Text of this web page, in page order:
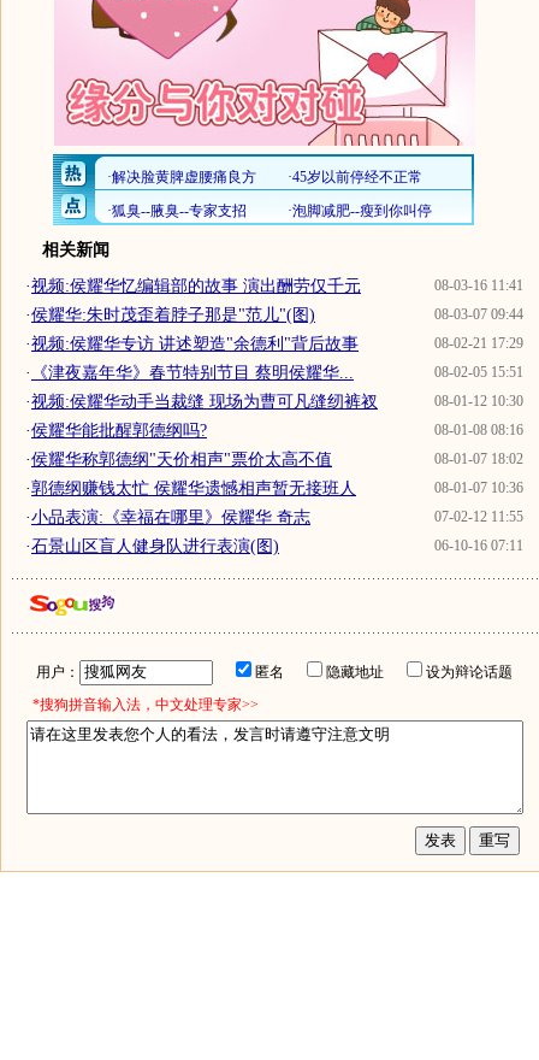
相关新闻
08-03-16 11:41
·视频:侯耀华忆编辑部的故事 演出酬劳仅千元
08-03-07 09:44
·侯耀华:朱时茂歪着脖子那是"范儿"(图)
08-02-21 17:29
·视频:侯耀华专访 讲述塑造"余德利"背后故事
08-02-05 15:51
· 《津夜嘉年华》春节特别节目 蔡明侯耀华...
08-01-12 10:30
·视频:侯耀华动手当裁缝 现场为曹可凡缝纫裤衩
08-01-08 08:16
·侯耀华能批醒郭德纲吗?
08-01-07 18:02
·侯耀华称郭德纲"天价相声"票价太高不值
08-01-07 10:36
·郭德纲赚钱太忙 侯耀华遗憾相声暂无接班人
07-02-12 11:55
·小品表演:《幸福在哪里》侯耀华 奇志
06-10-16 07:11
·石景山区盲人健身队进行表演(图)
用户： 匿名 隐藏地址
设为辩论话题
*搜狗拼音输入法，中文处理专家>>